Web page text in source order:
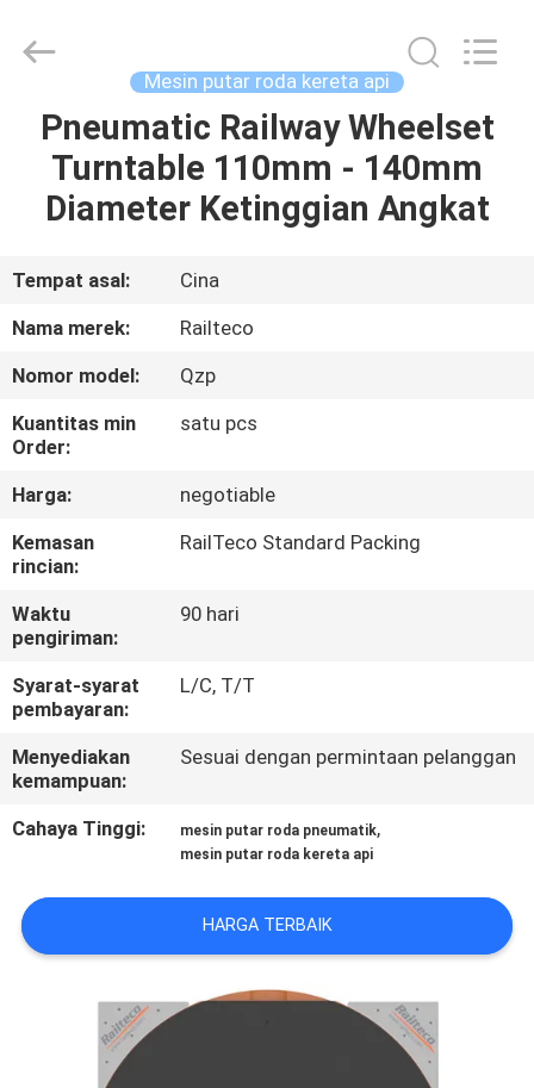
RUMAH
PRODUK
TENTANG
KITA
WISATA
PABRIK
KONTROL
KUALITAS
HUBUNGI
KAMI
BERITA
SEMUA
SITEMAP
PRIVACY
POLICY
Equipment
Reserved.
Mesin putar roda kereta api
Pneumatic Railway Wheelset
Turntable 110mm - 140mm
Diameter Ketinggian Angkat
Tempat asal:
Cina
Nama merek:
Railteco
Nomor model:
Qzp
Kuantitas min
Order:
satu pcs
Harga:
negotiable
Kemasan
rincian:
RailTeco Standard Packing
Waktu
pengiriman:
90 hari
Syarat-syarat
pembayaran:
L/C, T/T
Menyediakan
kemampuan:
Sesuai dengan permintaan pelanggan
Cahaya Tinggi: mesin putar roda pneumatik,
mesin putar roda kereta api
HARGA TERBAIK